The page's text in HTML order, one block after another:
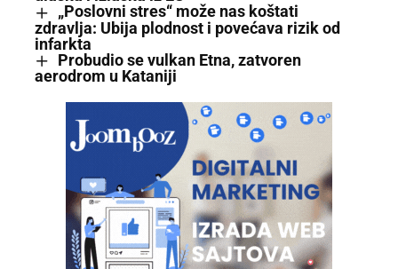
„Poslovni stres“ može nas koštati
zdravlja: Ubija plodnost i povećava rizik od
infarkta
Probudio se vulkan Etna, zatvoren
aerodrom u Kataniji